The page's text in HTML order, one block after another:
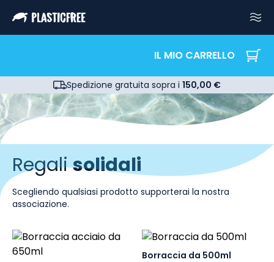
IL MIO CARRELLO
Spedizione gratuita sopra i150,00 €
Regalisolidali
Scegliendo qualsiasi prodotto supporterai la nostra
associazione.
Borraccia da 500ml